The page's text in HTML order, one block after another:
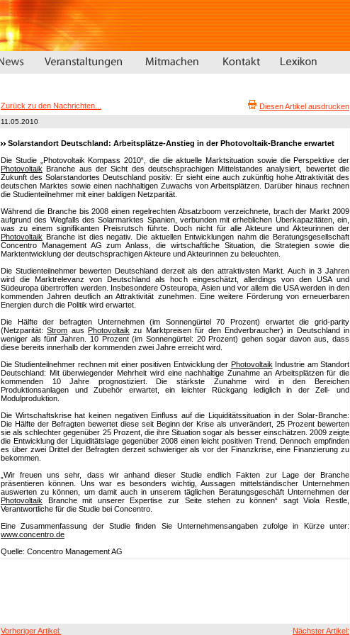
Zurück zu den Nachrichten... Diesen Artikel ausdrucken
11.05.2010
Solarstandort Deutschland: Arbeitsplätze-Anstieg in der Photovoltaik-Branche erwartet
Die Studie „Photovoltaik Kompass 2010“, die die aktuelle Marktsituation sowie die Perspektive der
Photovoltaik Branche aus der Sicht des deutschsprachigen Mittelstandes analysiert, bewertet die
Zukunft des Solarstandortes Deutschland positiv: Er sieht eine auch zukünftig hohe Attraktivität des
deutschen Marktes sowie einen nachhaltigen Zuwachs von Arbeitsplätzen. Darüber hinaus rechnen
die Studienteilnehmer mit einer baldigen Netzparität.
Während die Branche bis 2008 einen regelrechten Absatzboom verzeichnete, brach der Markt 2009
aufgrund des Wegfalls des Solarmarktes Spanien, verbunden mit erheblichen Überkapazitäten, ein,
was zu einem signifikanten Preisrutsch führte. Doch nicht für alle Akteure und Akteurinnen der
Photovoltaik Branche ist dies negativ. Die aktuellen Entwicklungen nahm die Beratungsgesellschaft
Concentro Management AG zum Anlass, die wirtschaftliche Situation, die Strategien sowie die
Marktentwicklung der deutschsprachigen Akteure und Akteurinnen zu beleuchten.
Die Studienteilnehmer bewerten Deutschland derzeit als den attraktivsten Markt. Auch in 3 Jahren
wird die Marktrelevanz von Deutschland als hoch eingeschätzt, allerdings von den USA und
Südeuropa übertroffen werden. Insbesondere Osteuropa, Asien und vor allem die USA werden in den
kommenden Jahren deutlich an Attraktivität zunehmen. Eine weitere Förderung von erneuerbaren
Energien durch die Politik wird erwartet.
Die Hälfte der befragten Unternehmen (im Sonnengürtel 70 Prozent) erwartet die grid-parity
(Netzparität:Strom ausPhotovoltaik zu Marktpreisen für den Endverbraucher) in Deutschland in
weniger als fünf Jahren. 10 Prozent (im Sonnengürtel: 20 Prozent) gehen sogar davon aus, dass
diese bereits innerhalb der kommenden zwei Jahre erreicht wird.
Die Studienteilnehmer rechnen mit einer positiven Entwicklung der Photovoltaik Industrie am Standort
Deutschland: Mit überwiegender Mehrheit wird eine nachhaltige Zunahme an Arbeitsplätzen für die
kommenden 10 Jahre prognostiziert. Die stärkste Zunahme wird in den Bereichen
Produktionsanlagen und Zubehör erwartet, ein leichter Rückgang lediglich in der Zell- und
Modulproduktion.
Die Wirtschaftskrise hat keinen negativen Einfluss auf die Liquiditätssituation in der Solar-Branche:
Die Hälfte der Befragten bewertet diese seit Beginn der Krise als unverändert, 25 Prozent bewerten
sie als schlechter gegenüber 25 Prozent, die ihre Situation sogar als besser einschätzen. 2009 zeigte
die Entwicklung der Liquiditätslage gegenüber 2008 einen leicht positiven Trend. Dennoch empfinden
es über zwei Drittel der Befragten derzeit schwieriger als vor der Finanzkrise, eine Finanzierung zu
bekommen.
„Wir freuen uns sehr, dass wir anhand dieser Studie endlich Fakten zur Lage der Branche
präsentieren können. Uns war es besonders wichtig, Aussagen mittelständischer Unternehmen
auswerten zu können, um damit auch in unserem täglichen Beratungsgeschäft Unternehmen der
Photovoltaik Branche mit unserer Expertise zur Seite stehen zu können“ sagt Viola Restle,
Verantwortliche für die Studie bei Concentro.
Eine Zusammenfassung der Studie finden Sie Unternehmensangaben zufolge in Kürze unter:
www.concentro.de
Quelle: Concentro Management AG
Vorheriger Artikel: Nächster Artikel: